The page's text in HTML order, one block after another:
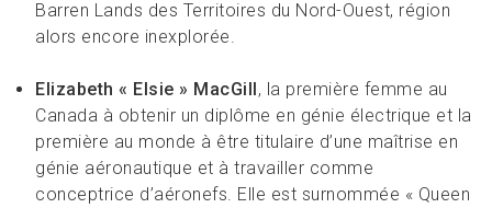
Barren Lands des Territoires du Nord-Ouest, région
alors encore inexplorée.
Elizabeth « Elsie » MacGill, la première femme au
Canada à obtenir un diplôme en génie électrique et la
première au monde à être titulaire d’une maîtrise en
génie aéronautique et à travailler comme
conceptrice d’aéronefs. Elle est surnommée « Queen